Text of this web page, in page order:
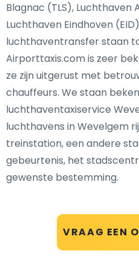
VRAAG EEN
Blagnac (TLS), Luchthaven
Luchthaven Eindhoven
luchthaventransfer staan
Airporttaxis.com is zeer
ze zijn uitgerust met
chauffeurs. We staan
luchthaventaxiservice
luchthavens in Wevelgem
treinstation, een andere
gebeurtenis, het
gewenste bestemming.